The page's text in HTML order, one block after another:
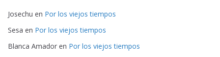
Josechu en Por los viejos tiempos
Sesa en Por los viejos tiempos
Blanca Amador en Por los viejos tiempos